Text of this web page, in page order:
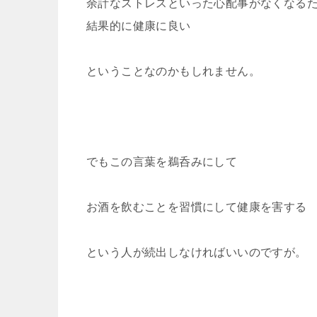
余計なストレスといった心配事がなくなる
結果的に健康に良い
ということなのかもしれません。
でもこの言葉を鵜呑みにして
お酒を飲むことを習慣にして健康を害する
という人が続出しなければいいのですが。